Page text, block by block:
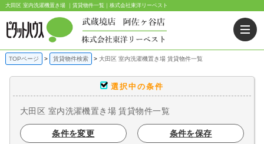
大田区 室内洗濯機置き場 ｜賃貸物件一覧｜株式会社東洋リーベスト
TOPページ 賃貸物件検索 大田区 室内洗濯機置き場 賃貸物件一覧
選択中の条件
大田区 室内洗濯機置き場 賃貸物件一覧
条件を変更 条件を保存